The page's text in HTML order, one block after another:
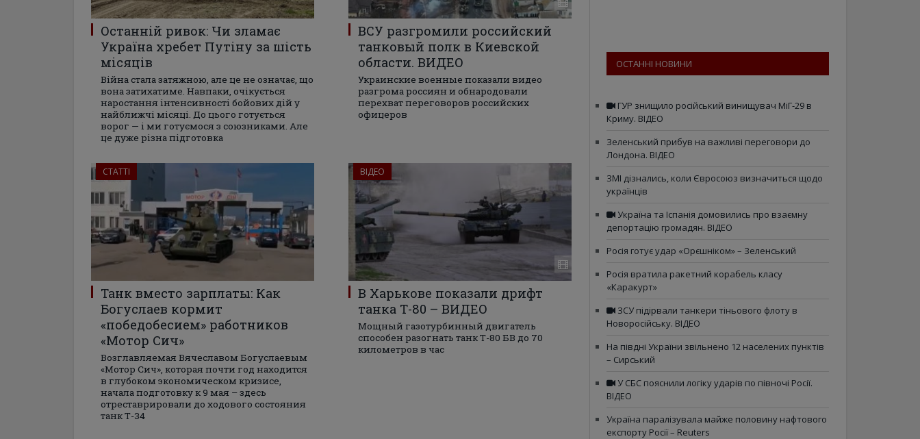
Останній ривок: Чи зламає
Україна хребет Путіну за шість
місяців
Війна стала затяжною, але це не означає, що
вона затихатиме. Навпаки, очікується
наростання інтенсивності бойових дій у
найближчі місяці. До цього готується
ворог — і ми готуємося з союзниками. Але
це дуже різна підготовка
ВСУ разгромили российский
танковый полк в Киевской
области. ВИДЕО
Украинские военные показали видео
разгрома россиян и обнародовали
перехват переговоров российских
офицеров
СТАТТІ
Танк вместо зарплаты: Как
Богуслаев кормит
«победобесием» работников
«Мотор Сич»
Возглавляемая Вячеславом Богуслаевым
«Мотор Сич», которая почти год находится
в глубоком экономическом кризисе,
начала подготовку к 9 мая – здесь
отреставрировали до ходового состояния
танк Т-34
ВІДЕО
В Харькове показали дрифт
танка Т-80 – ВИДЕО
Мощный газотурбинный двигатель
способен разогнать танк Т-80 БВ до 70
километров в час
ОСТАННІ НОВИНИ
ГУР знищило російський винищувач МіГ-29 в
Криму. ВІДЕО
Зеленський прибув на важливі переговори до
Лондона. ВІДЕО
ЗМІ дізнались, коли Євросоюз визначиться щодо
українців
Україна та Іспанія домовились про взаємну
депортацію громадян. ВІДЕО
Росія готує удар «Орєшніком» – Зеленський
Росія вратила ракетний корабель класу
«Каракурт»
ЗСУ підірвали танкери тіньового флоту в
Новоросійську. ВІДЕО
На півдні України звільнено 12 населених пунктів
– Сирський
У СБС пояснили логіку ударів по півночі Росії.
ВІДЕО
Україна паралізувала майже половину нафтового
експорту Росії – Reuters